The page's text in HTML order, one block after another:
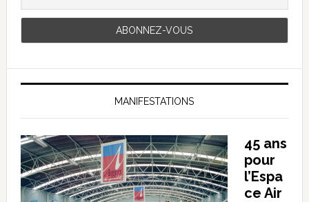
MANIFESTATIONS
45 ans
pour
l’Espa
ce Air